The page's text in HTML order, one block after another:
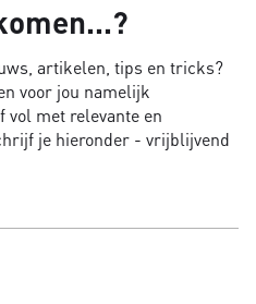
artikelen, tips en tricks?
voor jou namelijk
met relevante en
je hieronder - vrijblijvend